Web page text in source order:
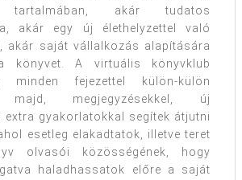
tartalmában, akár tudatos
akár egy új élethelyzettel való
akár saját vállalkozás alapítására
könyvet. A virtuális könyvklub
minden fejezettel külön-külön
majd, megjegyzésekkel, új
gyakorlatokkal segítek átjutni
esetleg elakadtatok, illetve teret
olvasói közösségének, hogy
haladhassatok előre a saját